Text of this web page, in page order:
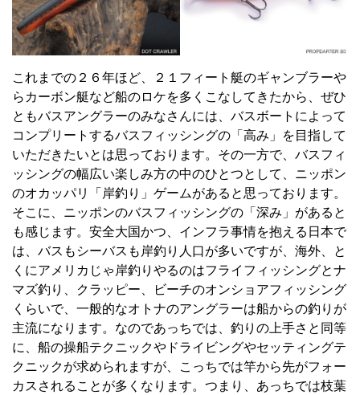
これまでの２６年ほど、２１フィート艇のギャンブラーや
らカーボン艇など船のロケを多くこなしてきたから、ぜひ
ともバスアングラーのみなさんには、バスボートによって
コンプリートするバスフィッシングの「高み」を目指して
いただきたいとは思っております。その一方で、バスフィ
ッシングの幅広い楽しみ方の中のひとつとして、ニッポン
のオカッパリ「岸釣り」ゲームがあると思っております。
そこに、ニッポンのバスフィッシングの「深み」があると
も感じます。安全大国かつ、インフラ事情を抱える日本で
は、バスもシーバスも岸釣り人口が多いですが、海外、と
くにアメリカじゃ岸釣りやるのはフライフィッシングとナ
マズ釣り、クラッピー、ビーチのオンショアフィッシング
くらいで、一般的なオトナのアングラーは船からの釣りが
主流になります。なのであっちでは、釣りの上手さと同等
に、船の操船テクニックやドライビングやセッティングテ
クニックが求められますが、こっちでは竿から先がフォー
カスされることが多くなります。つまり、あっちでは枝葉